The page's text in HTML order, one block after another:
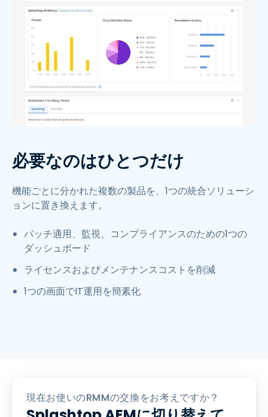
必要なのはひとつだけ
機能ごとに分かれた複数の製品を、1つの統合ソリューシ
ョンに置き換えます。
パッチ適用、監視、コンプライアンスのための1つの
ダッシュボード
ライセンスおよびメンテナンスコストを削減
1つの画面でIT運用を簡素化
現在お使いのRMMの交換をお考えですか？